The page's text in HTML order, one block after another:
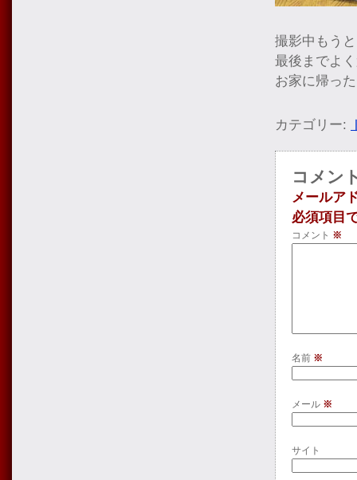
撮影中もう
最後までよ
お家に帰っ
カテゴリー:
コメン
メールア
必須項目
コメント ※
名前 ※
メール ※
サイト